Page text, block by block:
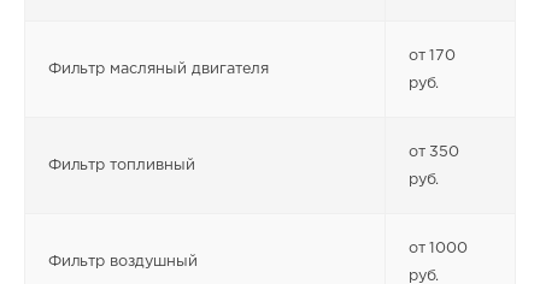
Фильтр масляный двигателя
от 170
руб.
Фильтр топливный
от 350
руб.
Фильтр воздушный
от 1000
руб.